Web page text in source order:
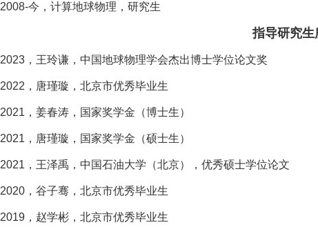
2008-今，计算地球物理，研究生
指导研究生
2023，王玲谦，中国地球物理学会杰出博士学位论文奖
2022，唐瑾璇，北京市优秀毕业生
2021，姜春涛，国家奖学金（博士生）
2021，唐瑾璇，国家奖学金（硕士生）
2021，王泽禹，中国石油大学（北京），优秀硕士学位论文
2020，谷子骞，北京市优秀毕业生
2019，赵学彬，北京市优秀毕业生